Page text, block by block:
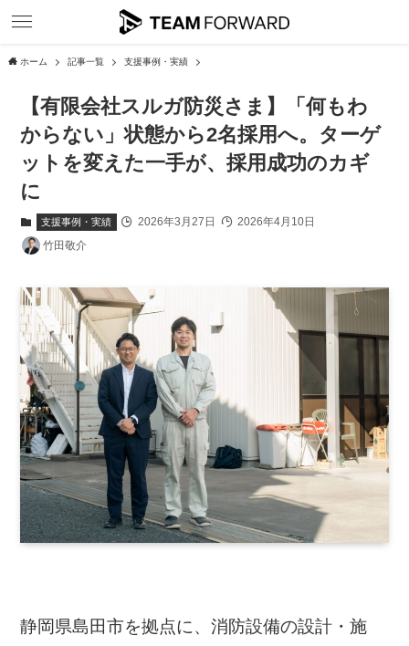
ホーム 記事一覧 支援事例・実績
【有限会社スルガ防災さま】「何もわ
からない」状態から2名採用へ。ターゲ
ットを変えた一手が、採用成功のカギ
に
支援事例・実績 2026年3月27日
2026年4月10日
竹田敬介
静岡県島田市を拠点に、消防設備の設計・施